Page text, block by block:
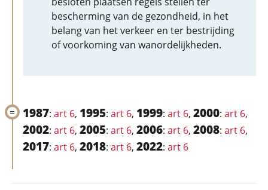
bescherming van de gezondheid, in het
belang van het verkeer en ter bestrijding
of voorkoming van wanordelijkheden.
1987: art 6, 1995: art 6, 1999: art 6, 2000: art 6,
2002: art 6, 2005: art 6, 2006: art 6, 2008: art 6,
2017: art 6, 2018: art 6, 2022: art 6